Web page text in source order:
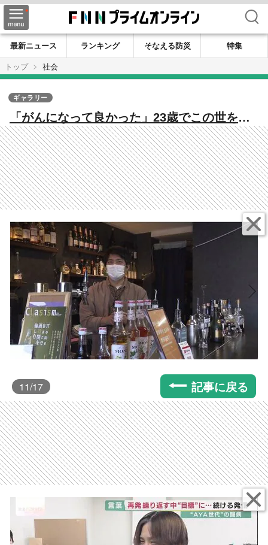
検索
最新ニュース ランキング そなえる防災
特集
トップ
社会
「がんになって良かった」23歳でこの世を去
った京都大学生 息を引き取る6日前まで投
稿 同じ世代のがん患者と思い共有
ギャラリー
11/17 記事に戻る